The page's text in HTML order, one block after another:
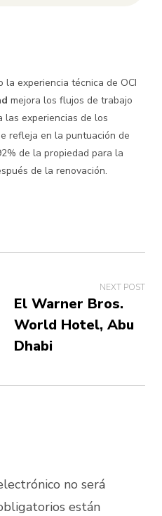
la experiencia técnica de OCI
mejora los flujos de trabajo
las experiencias de los
refleja en la puntuación de
de la propiedad para la
de la renovación.
NEXT POST
El Warner Bros.
World Hotel, Abu
Dhabi
no será
están